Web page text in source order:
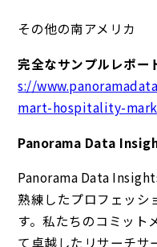
その他の南アメリカ
完全なサンプルレポー
s://
mart-hospitality-
Panorama Data
Panorama Data
熟練したプロフェッシ
す。私たちのコミット
て卓越したリサーチサ